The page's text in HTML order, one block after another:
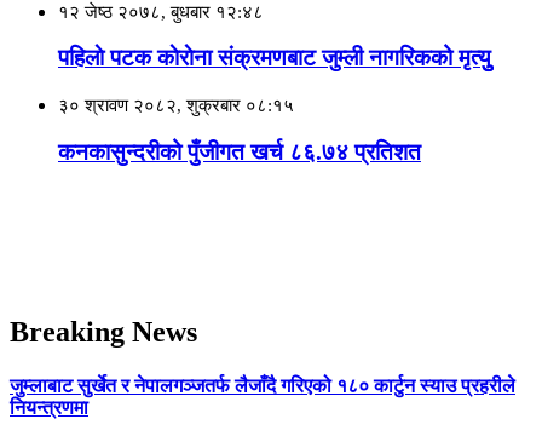
१२ जेष्ठ २०७८, बुधबार १२:४८
पहिलाे पटक काेराेना संक्रमणबाट जुम्ली नागरिकको मृत्युु
३० श्रावण २०८२, शुक्रबार ०८:१५
कनकासुन्दरीको पुँजीगत खर्च ८६.७४ प्रतिशत
Breaking News
जुम्लाबाट सुर्खेत र नेपालगञ्जतर्फ लैजाँदै गरिएको १८० कार्टुन स्याउ प्रहरीले
नियन्त्रणमा